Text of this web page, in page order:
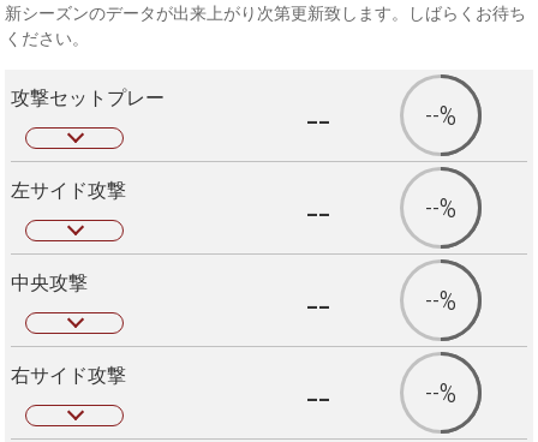
新シーズンのデータが出来上がり次第更新致します。しばらくお待ち
ください。
攻撃セットプレー -- --%
左サイド攻撃 -- --%
中央攻撃 -- --%
右サイド攻撃 -- --%